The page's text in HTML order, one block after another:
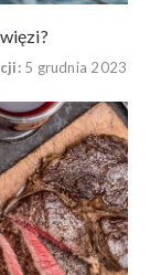
5 grudnia 2023